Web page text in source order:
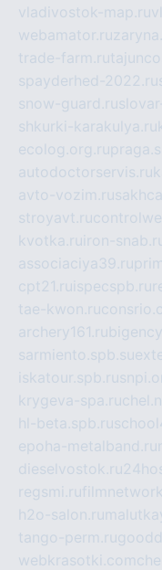
vladivostok-map.ru
webamator.ru
trade-farm.ru
spayderhed-2022.ru
snow-guard.ru
shkurki-karakulya.ru
ecolog.org.ru
autodoctorservis.ru
avto-vozim.ru
stroyavt.ru
kvotka.ru iron-
associaciya39.ru
cpt21.ru ispecspb.ru
tae-kwon.ru
archery161.ru
sarmiento.spb.su
iskatour.spb.ru
krygeva-spa.ru
hl-beta.spb.ru
epoha-metalband.ru
dieselvostok.ru
regsmi.ru
h2o-salon.ru
tango-perm.ru
webkrasotki.com